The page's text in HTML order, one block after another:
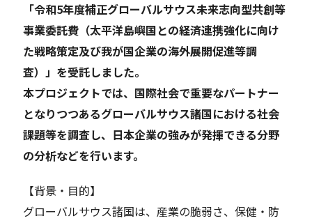
「令和5年度補正グローバルサウス未来志向型共創等
事業委託費（太平洋島嶼国との経済連携強化に向け
た戦略策定及び我が国企業の海外展開促進等調
査）」を受託しました。
本プロジェクトでは、国際社会で重要なパートナー
となりつつあるグローバルサウス諸国における社会
課題等を調査し、日本企業の強みが発揮できる分野
の分析などを行います。
【背景・目的】
グローバルサウス諸国は、産業の脆弱さ、保健・防